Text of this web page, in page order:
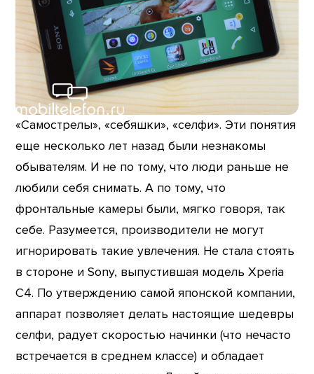
«Самострелы», «себяшки», «селфи». Эти понятия
еще несколько лет назад были незнакомы
обывателям. И не по тому, что люди раньше не
любили себя снимать. А по тому, что
фронтальные камеры были, мягко говоря, так
себе. Разумеется, производители не могут
игнорировать такие увлечения. Не стала стоять
в стороне и Sony, выпустившая модель Xperia
C4. По утверждению самой японской компании,
аппарат позволяет делать настоящие шедевры
селфи, радует скоростью начинки (что нечасто
встречается в среднем классе) и обладает